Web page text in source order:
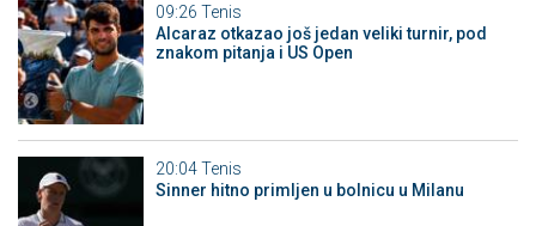
09:26 Tenis
Alcaraz otkazao još jedan veliki turnir, pod
znakom pitanja i US Open
20:04Tenis
Sinner hitno primljen u bolnicu u Milanu